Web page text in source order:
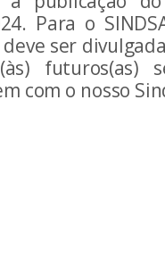
Para o
ser
futuros(as)
com o nosso